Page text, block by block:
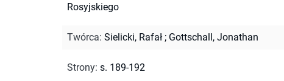
Rosyjskiego
Twórca: Sielicki, Rafał ; Gottschall, Jonathan
Strony: s. 189-192